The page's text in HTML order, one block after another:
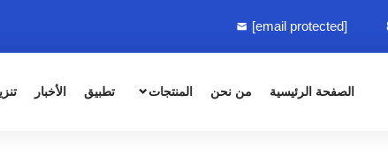
[email protected]
الصفحة الرئيسية من نحن المنتجات تطبيق الأخبار